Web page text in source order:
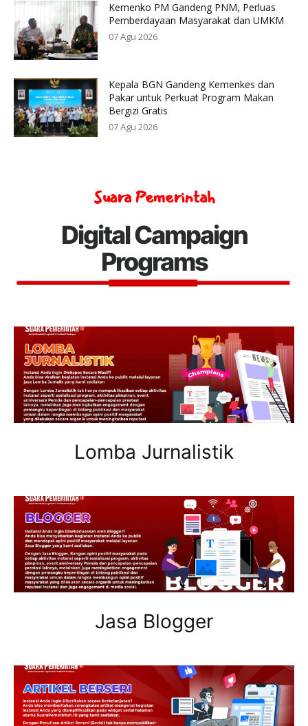
Kemenko PM Gandeng PNM, Perluas
Pemberdayaan Masyarakat dan UMKM
07 Agu 2026
Kepala BGN Gandeng Kemenkes dan
Pakar untuk Perkuat Program Makan
Bergizi Gratis
07 Agu 2026
Suara Pemerintah
Digital Campaign
Programs
Lomba Jurnalistik
Jasa Blogger